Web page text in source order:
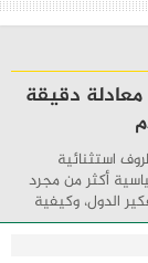
دقيقة
استثنائية
أكثر من مجرد
الدول، وكيفية
القوة ...